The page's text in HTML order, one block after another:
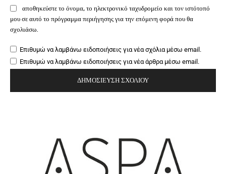
αποθηκεύστε το όνομα, το ηλεκτρονικό ταχυδρομείο και τον ιστότοπό
μου σε αυτό το πρόγραμμα περιήγησης για την επόμενη φορά που θα
σχολιάσω.
Επιθυμώ να λαμβάνω ειδοποιήσεις για νέα σχόλια μέσω email.
Επιθυμώ να λαμβάνω ειδοποιήσεις για νέα άρθρα μέσω email.